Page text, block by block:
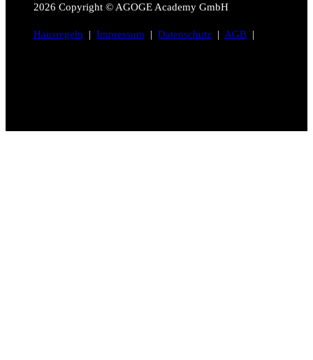
2026 Copyright © AGOGE Academy GmbH
Hausregeln | Impressum | Datenschutz | AGB |